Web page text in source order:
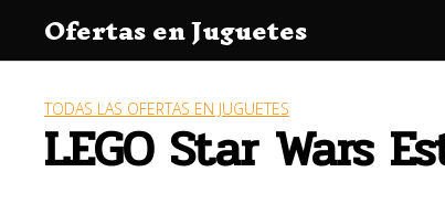
contenido
Ofertas en Juguetes
TODAS LAS OFERTAS EN JUGUETES
LEGO Star Wars